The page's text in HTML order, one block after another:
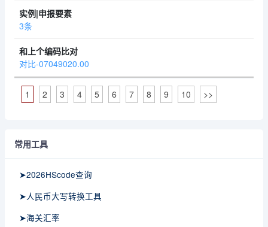
3条
对比-07049020.00
1 2 3 4 5 6 7 8 9 10 >>
常用工具
➤2026HScode查询
➤人民币大写转换工具
➤海关汇率